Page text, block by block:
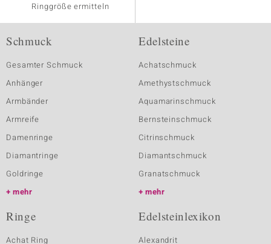
Ringgröße ermitteln
Schmuck
Gesamter Schmuck
Anhänger
Armbänder
Armreife
Damenringe
Diamantringe
Goldringe
mehr
Edelsteine
Achatschmuck
Amethystschmuck
Aquamarinschmuck
Bernsteinschmuck
Citrinschmuck
Diamantschmuck
Granatschmuck
mehr
Ringe
Achat Ring
Edelsteinlexikon
Alexandrit